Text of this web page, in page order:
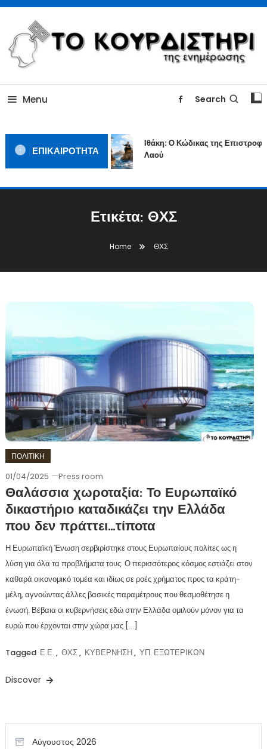
Skip
Content
TOKOURDISTIRI.GR
Menu Search
ΕΠΙΚΑΙΡΟΤΗΤΑ
Ιθάκη: Ο Κώδικας της
Λαού
Ετικέτα: ΘΧΣ
Home ΘΧΣ
ΠΟΛΙΤΙΚΗ
01/04/2025 Press room
Θαλάσσια χωροταξία: Το Ευρωπαϊκό
δικαστήριο καταδικάζει την Ελλάδα
που δεν πράττει…τίποτα
Η Ευρωπαϊκή Ένωση σερβιρίστηκε στους Ευρωπαίους πολίτες ως η
λύση για όλα τα προβλήματα τους. Ο περισσότερος κόσμος εστιάζει στον
καθαρά οικονομικό τομέα και ιδίως σε ροές χρήματος προς τα κράτη-
μέλη, αγνοώντας άλλες βασικές παραμέτρους που θεσμοθέτησε η
ένωσή. Βέβαια οι κυβερνήσεις εδώ στην Ελλάδα ομιλούν μόνον για τα
ευρώ που έρχονται στην χώρα μας […]
Tagged Ε.Ε. , ΘΧΣ, ΚΥΒΕΡΝΗΣΗ, ΥΠ. ΕΞΩΤΕΡΙΚΩΝ
Discover
Αύγουστος 2026